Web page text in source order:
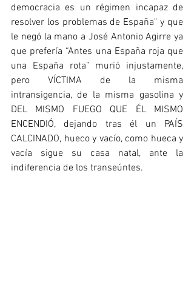
democracia es un régimen incapaz de
resolver los problemas de España" y que
le negó la mano a José Antonio Agirre ya
que prefería “Antes una España roja que
una España rota” murió injustamente,
pero VÍCTIMA de la misma
intransigencia, de la misma gasolina y
DEL MISMO FUEGO QUE ÉL MISMO
ENCENDIÓ, dejando tras él un PAÍS
CALCINADO, hueco y vacío, como hueca y
vacía sigue su casa natal, ante la
indiferencia de los transeúntes.